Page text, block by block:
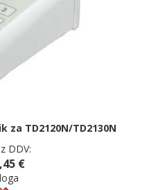
za TD2120N/TD2130N
DDV:
€